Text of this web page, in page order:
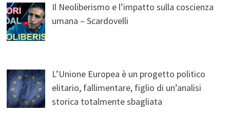
Il Neoliberismo e l’impatto sulla coscienza
umana – Scardovelli
L’Unione Europea è un progetto politico
elitario, fallimentare, figlio di un’analisi
storica totalmente sbagliata